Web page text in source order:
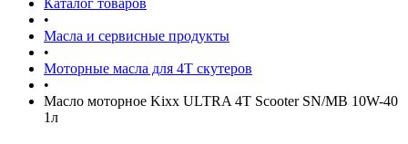
Каталог товаров
•
Масла и сервисные продукты
•
Моторные масла для 4Т скутеров
•
Масло моторное Kixx ULTRA 4T Scooter SN/MB 10W-40
1л